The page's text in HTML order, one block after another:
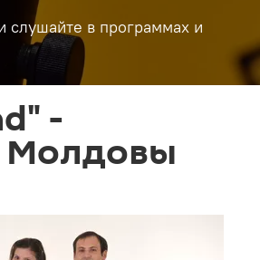
слушайте в программах и
-
Молдовы